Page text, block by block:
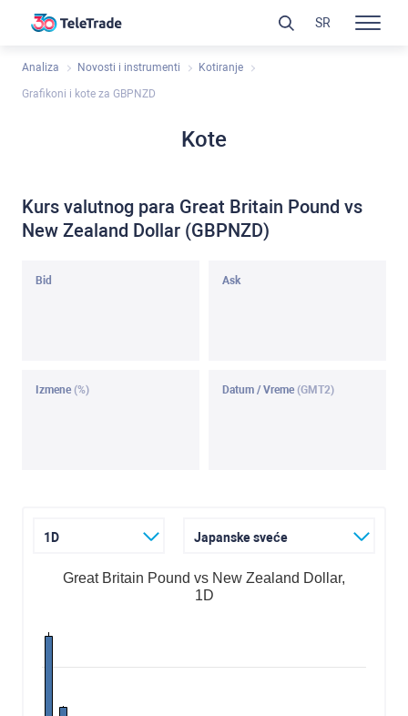
Analiza Novosti i instrumenti Kotiranje
Grafikoni i kote za GBPNZD
Kote
Kurs valutnog para Great Britain Pound vs
New Zealand Dollar (GBPNZD)
Bid Ask
Izmene (%) Datum / Vreme (GMT2)
1D Japanske sveće
Great Britain Pound vs New Zealand Dollar,
1D
SR